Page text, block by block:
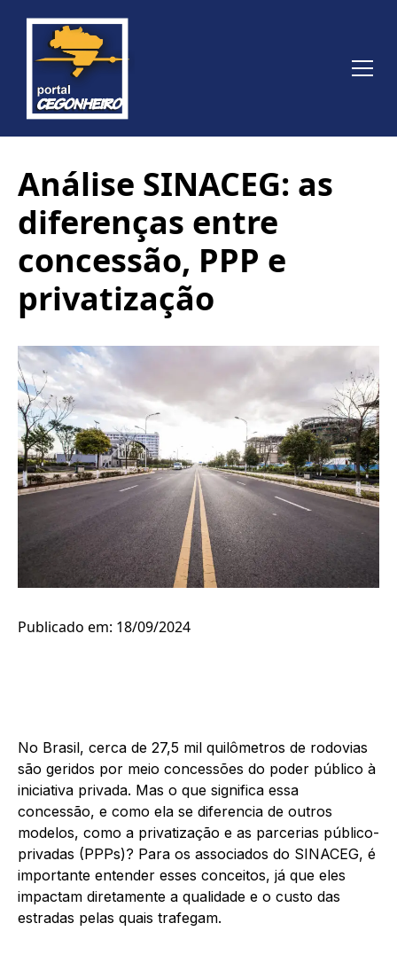
Análise SINACEG: as
diferenças entre
concessão, PPP e
privatização
Publicado em: 18/09/2024
No Brasil, cerca de 27,5 mil quilômetros de rodovias
são geridos por meio concessões do poder público à
iniciativa privada. Mas o que significa essa
concessão, e como ela se diferencia de outros
modelos, como a privatização e as parcerias público-
privadas (PPPs)? Para os associados do SINACEG, é
importante entender esses conceitos, já que eles
impactam diretamente a qualidade e o custo das
estradas pelas quais trafegam.